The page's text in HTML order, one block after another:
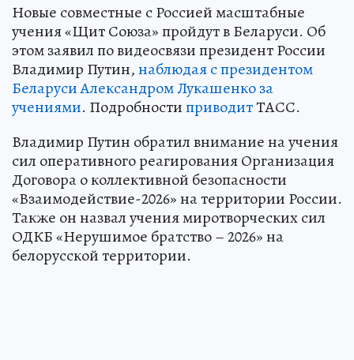
Новые совместные с Россией масштабные
учения «Щит Союза» пройдут в Беларуси. Об
этом заявил по видеосвязи президент России
Владимир Путин,наблюдая с президентом
Беларуси Александром Лукашенко за
учениями. ПодробностиприводитТАСС.
Владимир Путин обратил внимание на учения
сил оперативного реагирования Организация
Договора о коллективной безопасности
«Взаимодействие-2026» на территории России.
Также он назвал учения миротворческих сил
ОДКБ «Нерушимое братство – 2026» на
белорусской территории.